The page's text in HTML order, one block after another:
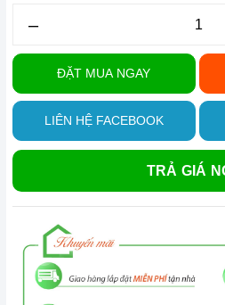
–
ĐẶT MUA NGAY
LIÊN HỆ FACEBOOK
TRẢ GIÁ